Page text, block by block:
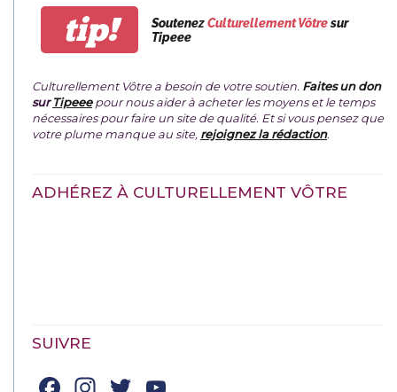
tip! SoutenezCulturellement Vôtresur
Tipeee
Culturellement Vôtre a besoin de votre soutien. Faites un don
surTipeeepour nous aider à acheter les moyens et le temps
nécessaires pour faire un site de qualité. Et si vous pensez que
votre plume manque au site, rejoignez la rédaction.
ADHÉREZ À CULTURELLEMENT VÔTRE
SUIVRE